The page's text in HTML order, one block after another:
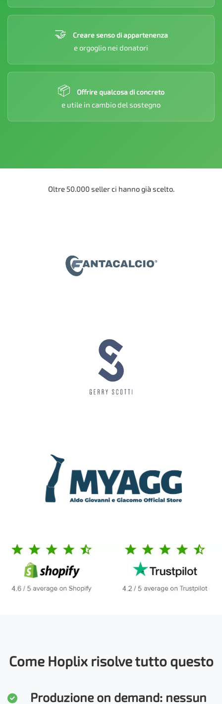
🤝 Creare senso di appartenenza
e orgoglio nei donatori
📦 Offrire qualcosa di concreto
e utile in cambio del sostegno
Oltre 50.000 seller ci hanno già scelto.
Come Hoplix risolve tutto questo
Produzione on demand: nessun